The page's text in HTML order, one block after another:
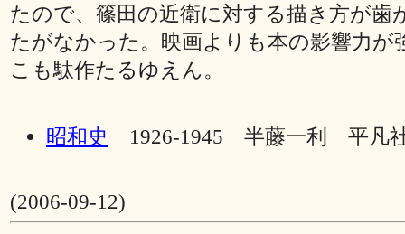
たので、篠田の近衛に対する描き方が歯
たがなかった。映画よりも本の影響力が
こも駄作たるゆえん。
昭和史 1926-1945 半藤一利 平凡
(2006-09-12)